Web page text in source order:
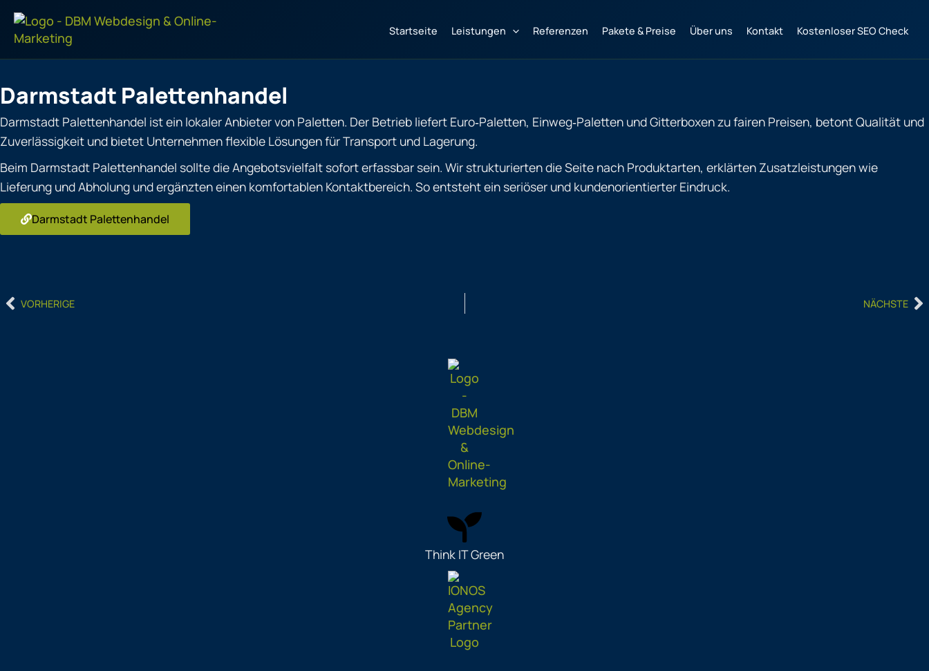
Inhalt
springen
Startseite Leistungen Referenzen Pakete & Preise Über uns Kontakt Kostenloser SEO Check
Darmstadt Palettenhandel
Darmstadt Palettenhandel ist ein lokaler Anbieter von Paletten. Der Betrieb liefert Euro‑Paletten, Einweg‑Paletten und Gitterboxen zu fairen Preisen, betont Qualität und
Zuverlässigkeit und bietet Unternehmen flexible Lösungen für Transport und Lagerung.
Beim Darmstadt Palettenhandel sollte die Angebotsvielfalt sofort erfassbar sein. Wir strukturierten die Seite nach Produktarten, erklärten Zusatzleistungen wie
Lieferung und Abholung und ergänzten einen komfortablen Kontaktbereich. So entsteht ein seriöser und kundenorientierter Eindruck.
Darmstadt Palettenhandel
PrevVORHERIGE NÄCHSTE
Think IT Green